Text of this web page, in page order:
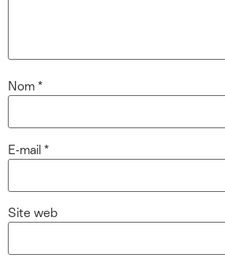
Nom *
E-mail *
Site web